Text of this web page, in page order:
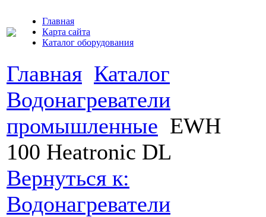
Главная
Карта сайта
Каталог оборудования
Главная Каталог
Водонагреватели
промышленные EWH
100 Heatronic DL
Вернуться к:
Водонагреватели